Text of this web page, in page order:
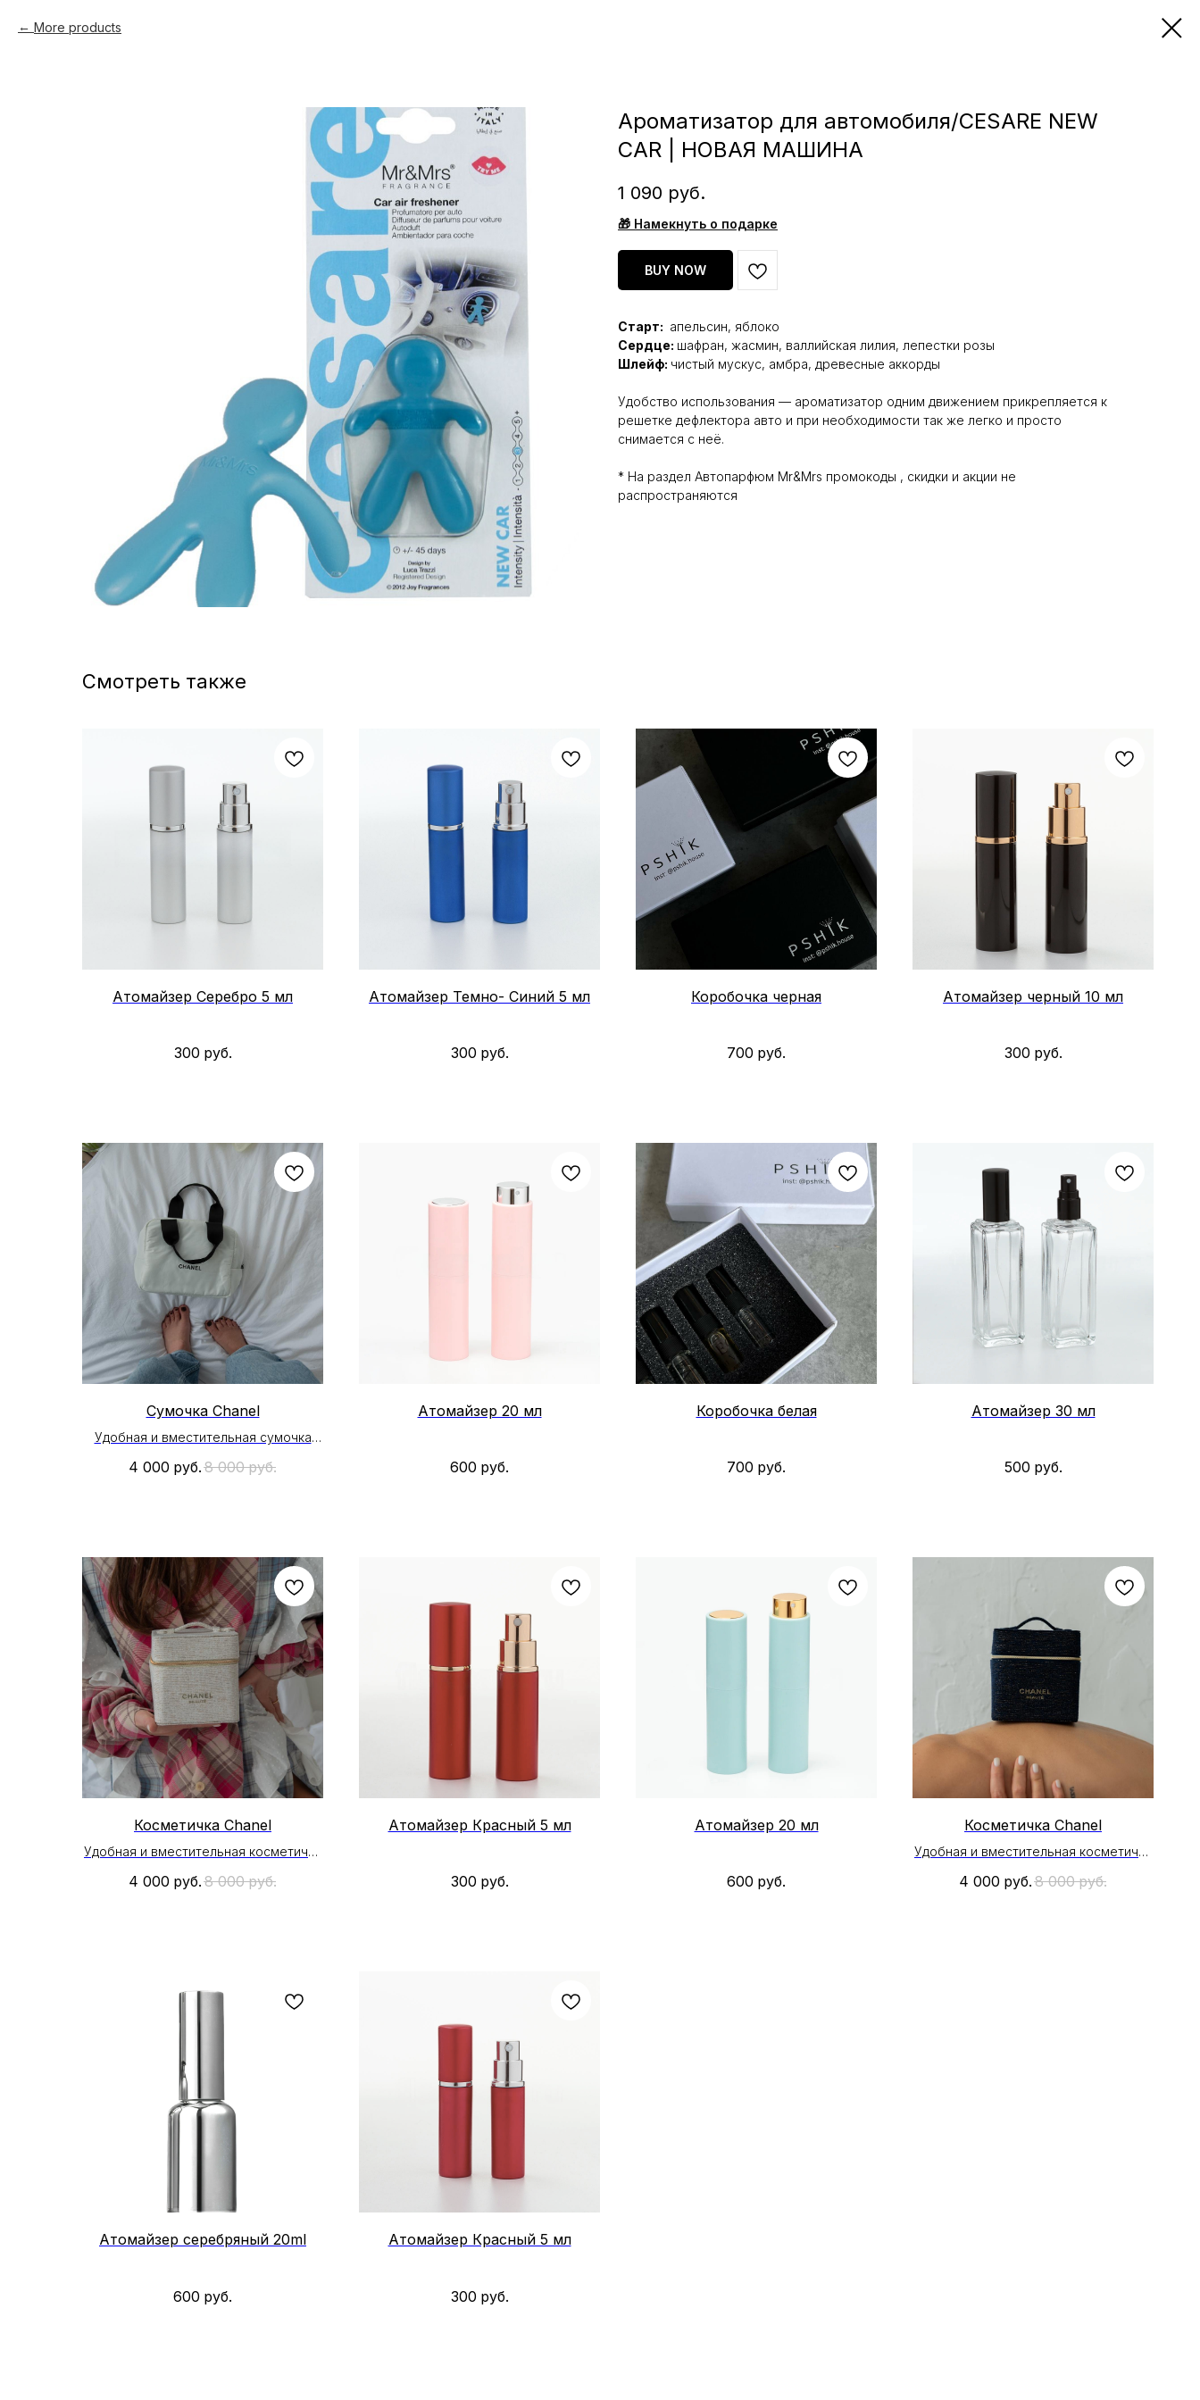
More products
Ароматизатор для автомобиля/CESARE NEW
CAR | НОВАЯ МАШИНА
1 090 руб.
🎁 Намекнуть о подарке
BUY NOW
Старт: апельсин, яблоко
Сердце: шафран, жасмин, валлийская лилия, лепестки розы
Шлейф: чистый мускус, амбра, древесные аккорды
Удобство использования — ароматизатор одним движением прикрепляется к
решетке дефлектора авто и при необходимости так же легко и просто
снимается с неё.
* На раздел Автопарфюм Mr&Mrs промокоды , скидки и акции не
распространяются
Смотреть также
Атомайзер Серебро 5 мл
300 руб.
Атомайзер Темно- Синий 5 мл
300 руб.
Коробочка черная
700 руб.
Атомайзер черный 10 мл
300 руб.
Сумочка Chanel
Удобная и вместительная сумочка
Материал: нейлон
скидки и акции не распространяются
4 000 руб. 8 000 руб.
Атомайзер 20 мл
600 руб.
Коробочка белая
700 руб.
Атомайзер 30 мл
500 руб.
Косметичка Chanel
Удобная и вместительная косметичка
Внутри один большой отдел
скидки и акции не распространяются
4 000 руб. 8 000 руб.
Атомайзер Красный 5 мл
300 руб.
Атомайзер 20 мл
600 руб.
Косметичка Chanel
Удобная и вместительная косметичка
Внутри один большой отдел
4 000 руб. 8 000 руб.
Атомайзер серебряный 20ml
600 руб.
Атомайзер Красный 5 мл
300 руб.